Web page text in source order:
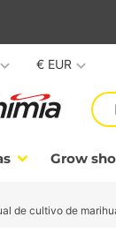
Grow
€ EUR
de cultivo de